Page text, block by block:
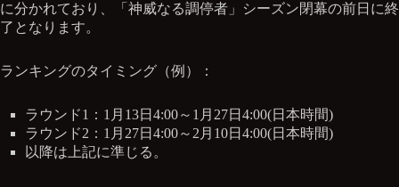
に分かれており、「神威なる調停者」シーズン閉幕の前日に終
了となります。
ランキングのタイミング（例）：
ラウンド1：1月13日4:00～1月27日4:00(日本時間)
ラウンド2：1月27日4:00～2月10日4:00(日本時間)
以降は上記に準じる。